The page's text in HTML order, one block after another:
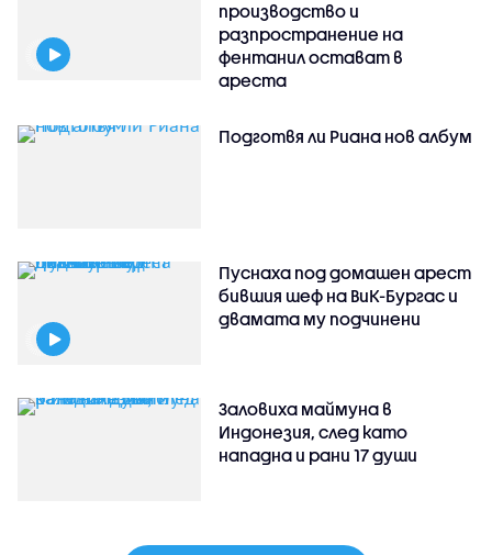
производство и
разпространение на
фентанил остават в
ареста
Подготвя ли Риана нов албум
Пуснаха под домашен арест
бившия шеф на ВиК-Бургас и
двамата му подчинени
Заловиха маймуна в
Индонезия, след като
нападна и рани 17 души